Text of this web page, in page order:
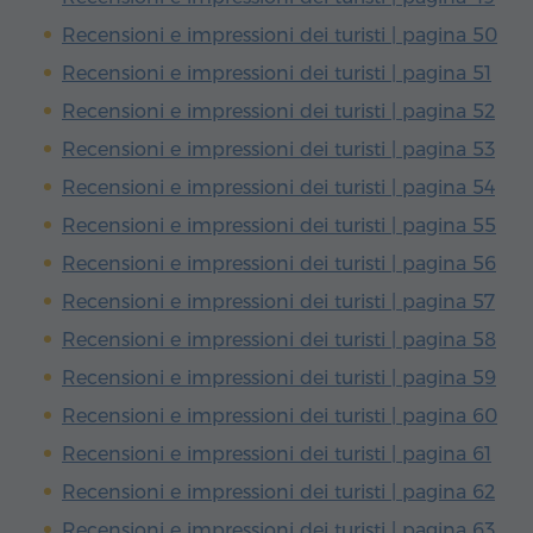
Recensioni e impressioni dei turisti | pagina 50
Recensioni e impressioni dei turisti | pagina 51
Recensioni e impressioni dei turisti | pagina 52
Recensioni e impressioni dei turisti | pagina 53
Recensioni e impressioni dei turisti | pagina 54
Recensioni e impressioni dei turisti | pagina 55
Recensioni e impressioni dei turisti | pagina 56
Recensioni e impressioni dei turisti | pagina 57
Recensioni e impressioni dei turisti | pagina 58
Recensioni e impressioni dei turisti | pagina 59
Recensioni e impressioni dei turisti | pagina 60
Recensioni e impressioni dei turisti | pagina 61
Recensioni e impressioni dei turisti | pagina 62